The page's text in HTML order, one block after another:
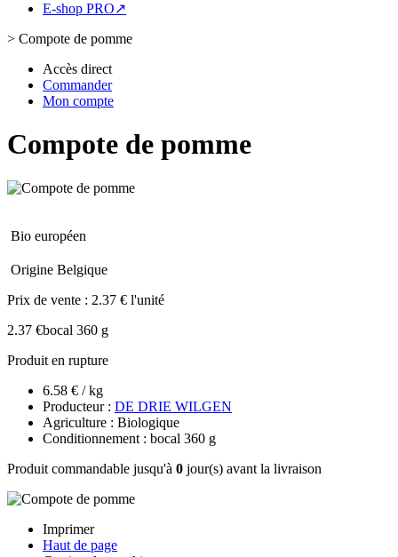
E-shop PRO↗
> Compote de pomme
Accès direct
Commander
Mon compte
Compote de pomme
Bio européen
Origine Belgique
Prix de vente : 2.37 € l'unité
2.37 €bocal 360 g
Produit en rupture
6.58 € / kg
Producteur : DE DRIE WILGEN
Agriculture : Biologique
Conditionnement : bocal 360 g
Produit commandable jusqu'à 0 jour(s) avant la livraison
Imprimer
Haut de page